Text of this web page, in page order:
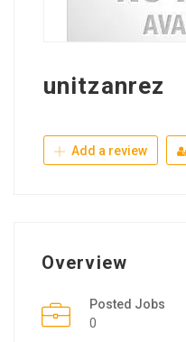
unitzanrez
Add a review
Overview
Posted Jobs
0